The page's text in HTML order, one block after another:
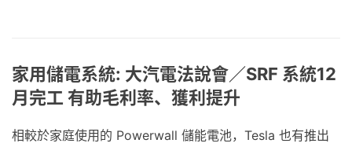
家用儲電系統: 大汽電法說會／SRF 系統12
月完工 有助毛利率、獲利提升
相較於家庭使用的 Powerwall 儲能電池，Tesla 也有推出